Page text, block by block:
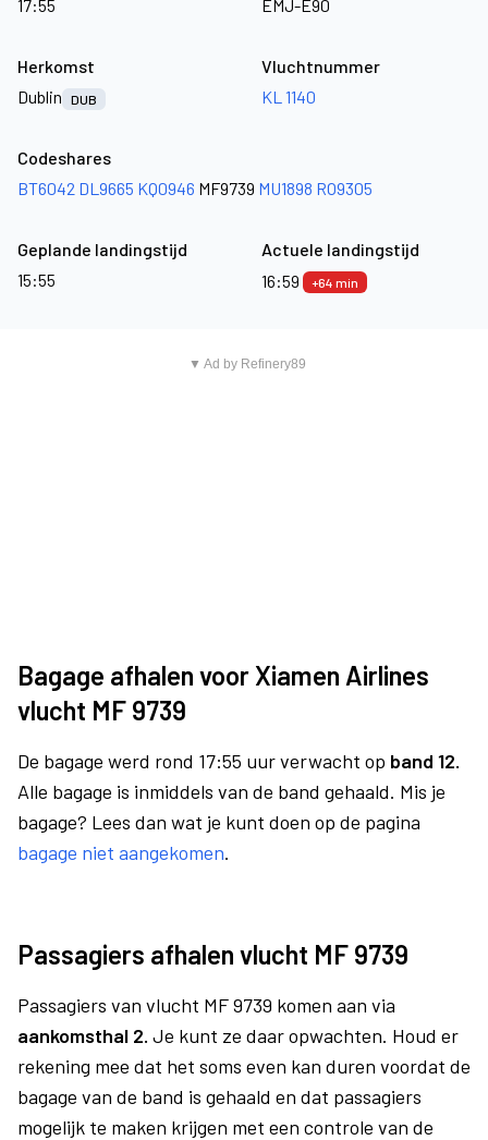
17:55
EMJ-E90
Herkomst
Dublin
DUB
Vluchtnummer
KL 1140
Codeshares
BT6042 DL9665 KQ0946 MF9739 MU1898 RO9305
Geplande landingstijd
15:55
Actuele landingstijd
16:59
+64 min
▼ Ad by Refinery89
Bagage afhalen voor Xiamen Airlines
vlucht MF 9739
De bagage werd rond 17:55 uur verwacht op band 12.
Alle bagage is inmiddels van de band gehaald. Mis je
bagage? Lees dan wat je kunt doen op de pagina
bagage niet aangekomen.
Passagiers afhalen vlucht MF 9739
Passagiers van vlucht MF 9739 komen aan via
aankomsthal 2. Je kunt ze daar opwachten. Houd er
rekening mee dat het soms even kan duren voordat de
bagage van de band is gehaald en dat passagiers
mogelijk te maken krijgen met een controle van de